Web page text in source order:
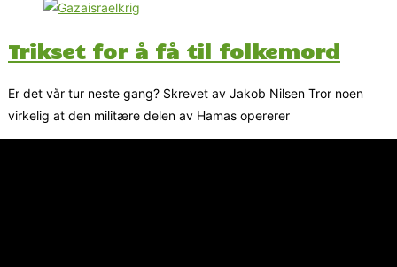
Trikset for å få til folkemord
Er det vår tur neste gang? Skrevet av Jakob Nilsen Tror noen
virkelig at den militære delen av Hamas opererer